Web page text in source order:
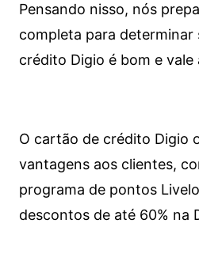
Pensando nisso, nós
completa para determinar
crédito Digio é bom e vale
O cartão de crédito Digio
vantagens aos clientes,
programa de pontos
descontos de até 60% na